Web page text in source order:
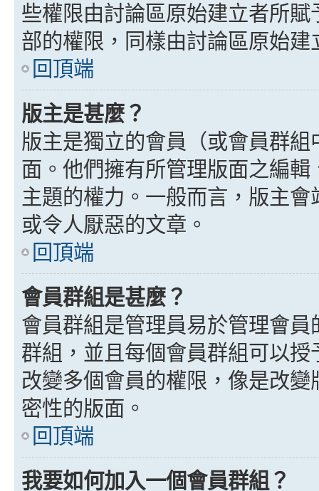
些權限由討論區原始建立者所
部的權限，同樣由討論區原始建
回頂端
版主是甚麼？
版主是獨立的會員（或會員群
面。他們擁有所管理版面之編
主題的權力。一般而言，版主
或令人厭惡的文章。
回頂端
會員群組是甚麼？
會員群組是管理員易於管理會
群組，並且每個會員群組可以
改變多個會員的權限，像是改
密性的版面。
回頂端
我要如何加入一個會員群組？